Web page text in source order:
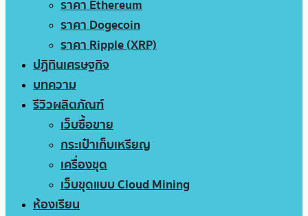
ราคา Ethereum
ราคา Dogecoin
ราคา Ripple (XRP)
ปฏิทินเศรษฐกิจ
บทความ
รีวิวผลิตภัณฑ์
เว็บซื้อขาย
กระเป๋าเก็บเหรียญ
เครื่องขุด
เว็บขุดแบบ Cloud Mining
ห้องเรียน